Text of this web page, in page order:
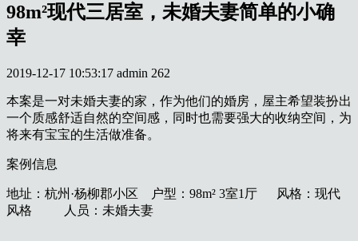
98m²现代三居室，未婚夫妻简单的小确
幸
2019-12-17 10:53:17 admin 262
本案是一对未婚夫妻的家，作为他们的婚房，屋主希望装扮出
一个质感舒适自然的空间感，同时也需要强大的收纳空间，为
将来有宝宝的生活做准备。
案例信息
地址：杭州·杨柳郡小区 户型：98m² 3室1厅 风格：现代
风格 人员：未婚夫妻